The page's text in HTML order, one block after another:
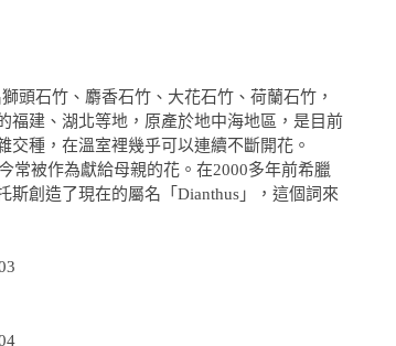
頭石竹、麝香石竹、大花石竹、荷蘭石竹，
福建、湖北等地，原產於地中海地區，是目前
種，在溫室裡幾乎可以連續不斷開花。
常被作為獻給母親的花。在2000多年前希臘
創造了現在的屬名「Dianthus」，這個詞來